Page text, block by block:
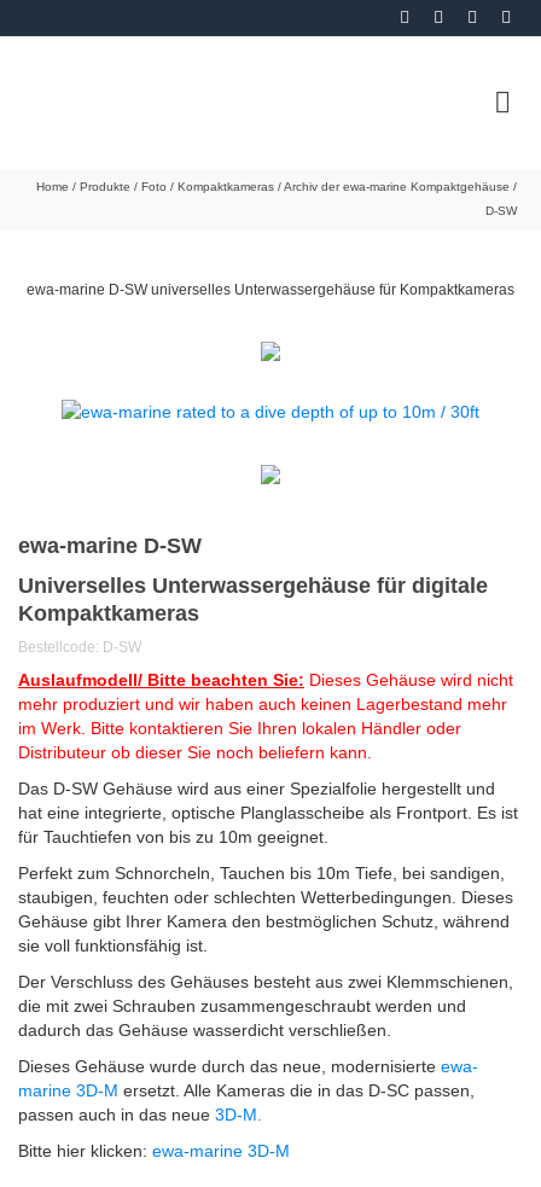
Home / Produkte / Foto / Kompaktkameras /Archiv der ewa-marine Kompaktgehäuse /
D-SW
ewa-marine D-SW universelles Unterwassergehäuse für Kompaktkameras
ewa-marine D-SW
Universelles Unterwassergehäuse für digitale
Kompaktkameras
Bestellcode: D-SW
Auslaufmodell/ Bitte beachten Sie: Dieses Gehäuse wird nicht
mehr produziert und wir haben auch keinen Lagerbestand mehr
im Werk. Bitte kontaktieren Sie Ihren lokalen Händler oder
Distributeur ob dieser Sie noch beliefern kann.
Das D-SW Gehäuse wird aus einer Spezialfolie hergestellt und
hat eine integrierte, optische Planglasscheibe als Frontport. Es ist
für Tauchtiefen von bis zu 10m geeignet.
Perfekt zum Schnorcheln, Tauchen bis 10m Tiefe, bei sandigen,
staubigen, feuchten oder schlechten Wetterbedingungen. Dieses
Gehäuse gibt Ihrer Kamera den bestmöglichen Schutz, während
sie voll funktionsfähig ist.
Der Verschluss des Gehäuses besteht aus zwei Klemmschienen,
die mit zwei Schrauben zusammengeschraubt werden und
dadurch das Gehäuse wasserdicht verschließen.
Dieses Gehäuse wurde durch das neue, modernisierte ewa-
marine 3D-M ersetzt. Alle Kameras die in das D-SC passen,
passen auch in das neue 3D-M.
Bitte hier klicken: ewa-marine 3D-M